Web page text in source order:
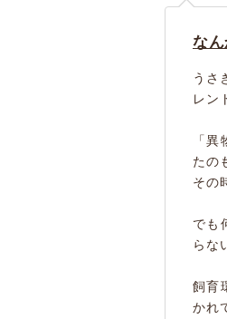
な
うさ
レン
「
たの
その
でも
らな
飼育
かれ